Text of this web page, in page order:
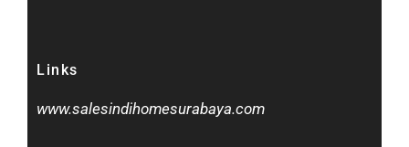
Links
www.salesindihomesurabaya.com​